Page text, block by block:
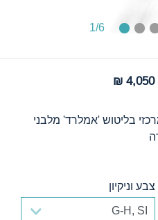
1/6
4,050 ₪
בליטוש 'אמלרד' מלבני
צבע וניקיון
צבע וניקיון